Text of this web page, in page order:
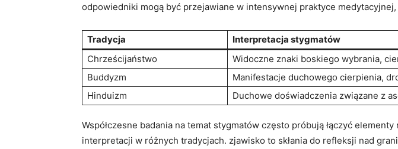
odpowiedniki mogą być przejawiane w intensywnej praktyce
Tradycja
Interpretacja stygmatów
Chrześcijaństwo
Widoczne znaki⁢ boskiego wybrania,
Buddyzm
Manifestacje duchowego cierpienia,
Hinduizm
Duchowe⁢ doświadczenia związane z
Współczesne badania na temat stygmatów często próbują łączyć
interpretacji w różnych tradycjach. zjawisko to skłania do refleksji nad